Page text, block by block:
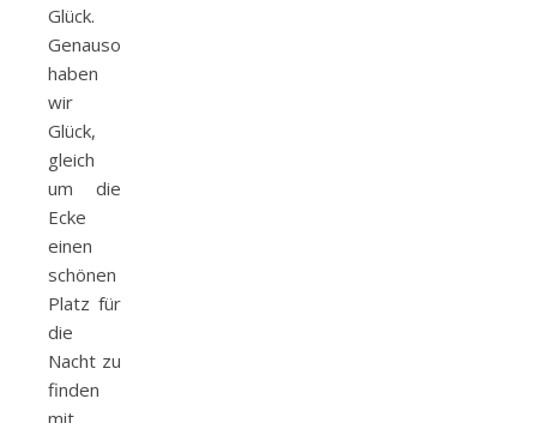
Glück.
Genauso
haben
wir
Glück,
gleich
um die
Ecke
einen
schönen
Platz für
die
Nacht zu
finden
mit